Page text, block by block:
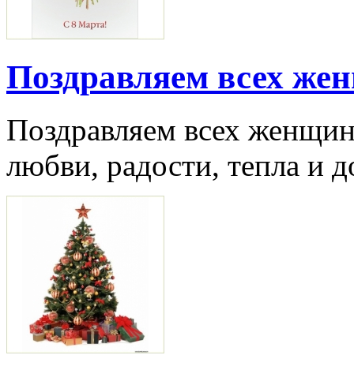
Поздравляем всех
Поздравляем всех
любви, радости, тепла и